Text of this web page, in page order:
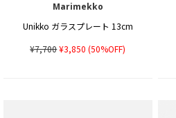
Marimekko
Unikko ガラスプレート 13cm
¥7,700¥3,850 (50%OFF)